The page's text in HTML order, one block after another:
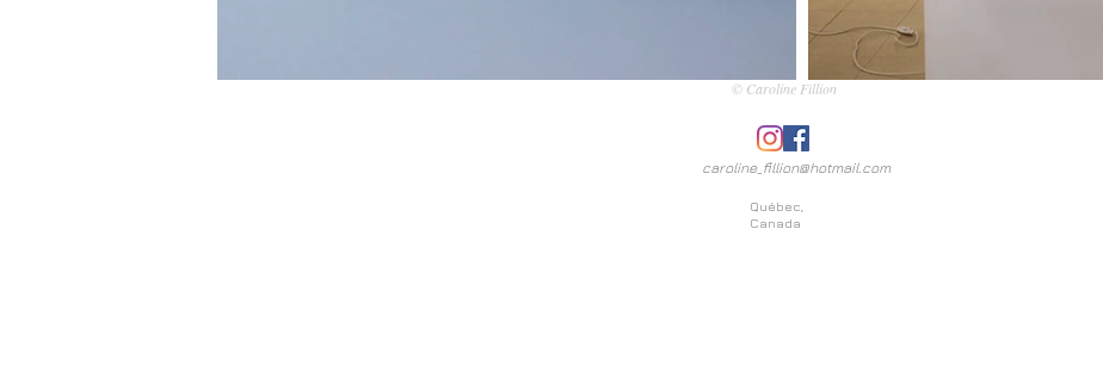
© Caroline Fillion
caroline_fillion@hotmail.com
Québec,
Canada